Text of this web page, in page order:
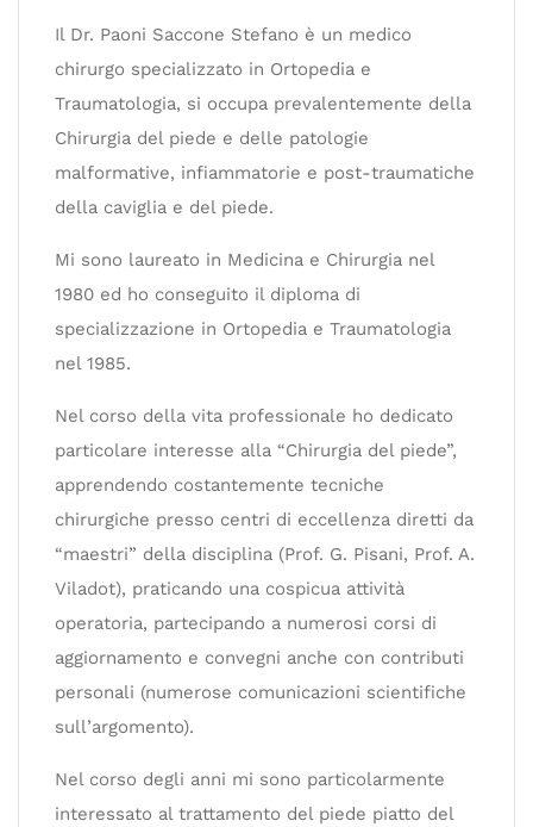
Il Dr. Paoni Saccone Stefano è un medico
chirurgo specializzato in Ortopedia e
Traumatologia, si occupa prevalentemente della
Chirurgia del piede e delle patologie
malformative, infiammatorie e post-traumatiche
della caviglia e del piede.
Mi sono laureato in Medicina e Chirurgia nel
1980 ed ho conseguito il diploma di
specializzazione in Ortopedia e Traumatologia
nel 1985.
Nel corso della vita professionale ho dedicato
particolare interesse alla “Chirurgia del piede”,
apprendendo costantemente tecniche
chirurgiche presso centri di eccellenza diretti da
“maestri” della disciplina (Prof. G. Pisani, Prof. A.
Viladot), praticando una cospicua attività
operatoria, partecipando a numerosi corsi di
aggiornamento e convegni anche con contributi
personali (numerose comunicazioni scientifiche
sull’argomento).
Nel corso degli anni mi sono particolarmente
interessato al trattamento del piede piatto del